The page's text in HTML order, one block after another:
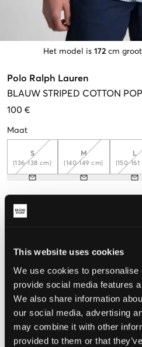
This website uses cookies
We use cookies to personalise
provide social media features
We also share information
our social media, advertising
may combine it with other
provided to them or that
Het model is 172 cm
Polo Ralph Lauren
BLAUW STRIPED COTTON
100 €
Maat
S
(136-138 cm)
M
(140-149 cm)
L
(150-161
De maat lijkt
KIES EEN
Snelle levering
Gratis verzending vanaf €69
Recht op herroeping binnen 60